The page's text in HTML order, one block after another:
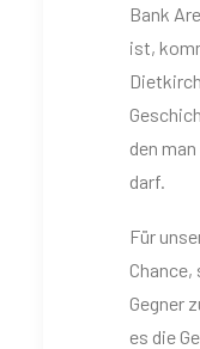
Bank
ist,
den
darf.
Für
Gegner
es die